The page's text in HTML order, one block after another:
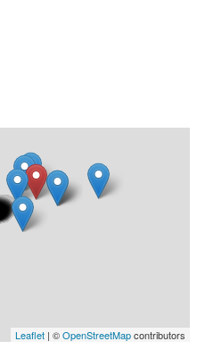
Leaflet | ©OpenStreetMapcontributors